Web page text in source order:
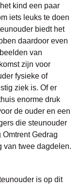
kind een paar
iets leuks te doen
biedt het
daardoor even
van
zijn voor
fysieke of
ziek is. Of er
enorme druk
de ouder en een
die steunouder
Gedrag
van twee dagdelen.
is op dit